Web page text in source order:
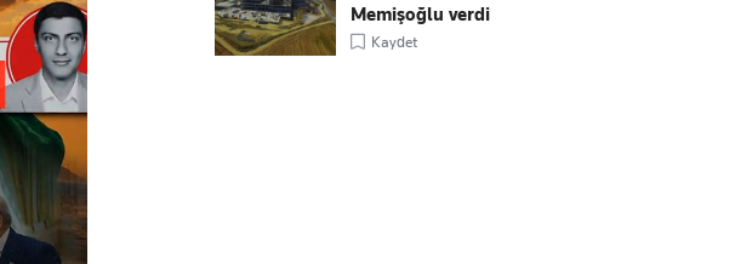
Memişoğlu verdi
Kaydet